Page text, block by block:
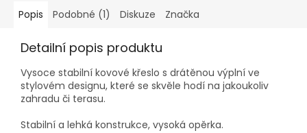
Popis Podobné (1) Diskuze Značka
Detailní popis produktu
Vysoce stabilní kovové křeslo s drátěnou výplní ve
stylovém designu, které se skvěle hodí na jakoukoliv
zahradu či terasu.
Stabilní a lehká konstrukce, vysoká opěrka.